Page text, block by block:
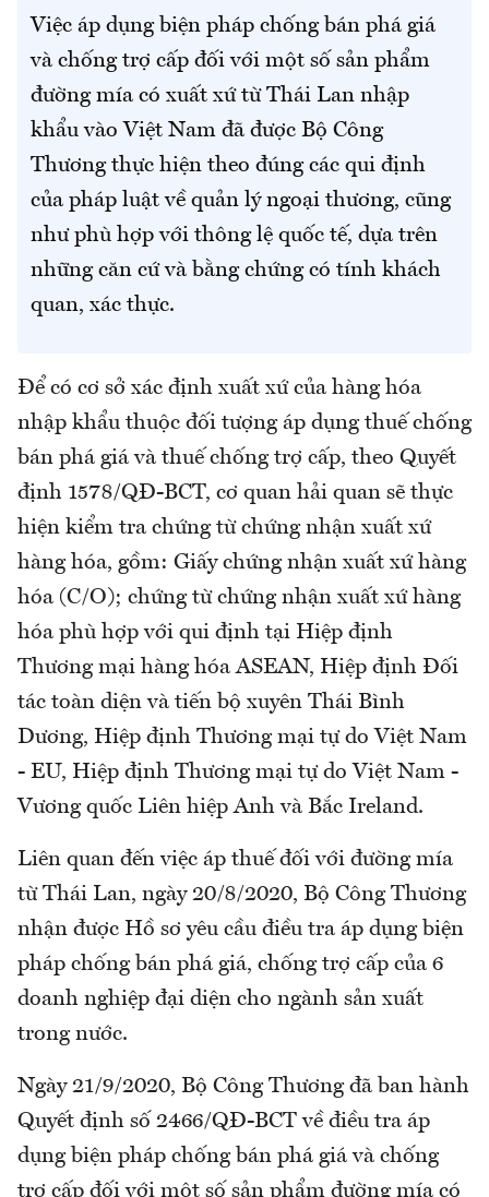
Việc áp dụng biện pháp chống bán phá giá
và chống trợ cấp đối với một số sản phẩm
đường mía có xuất xứ từ Thái Lan nhập
khẩu vào Việt Nam đã được Bộ Công
Thương thực hiện theo đúng các qui định
của pháp luật về quản lý ngoại thương, cũng
như phù hợp với thông lệ quốc tế, dựa trên
những căn cứ và bằng chứng có tính khách
quan, xác thực.
Để có cơ sở xác định xuất xứ của hàng hóa
nhập khẩu thuộc đối tượng áp dụng thuế chống
bán phá giá và thuế chống trợ cấp, theo Quyết
định 1578/QĐ-BCT, cơ quan hải quan sẽ thực
hiện kiểm tra chứng từ chứng nhận xuất xứ
hàng hóa, gồm: Giấy chứng nhận xuất xứ hàng
hóa (C/O); chứng từ chứng nhận xuất xứ hàng
hóa phù hợp với qui định tại Hiệp định
Thương mại hàng hóa ASEAN, Hiệp định Đối
tác toàn diện và tiến bộ xuyên Thái Bình
Dương, Hiệp định Thương mại tự do Việt Nam
- EU, Hiệp định Thương mại tự do Việt Nam -
Vương quốc Liên hiệp Anh và Bắc Ireland.
Liên quan đến việc áp thuế đối với đường mía
từ Thái Lan, ngày 20/8/2020, Bộ Công Thương
nhận được Hồ sơ yêu cầu điều tra áp dụng biện
pháp chống bán phá giá, chống trợ cấp của 6
doanh nghiệp đại diện cho ngành sản xuất
trong nước.
Ngày 21/9/2020, Bộ Công Thương đã ban hành
Quyết định số 2466/QĐ-BCT về điều tra áp
dụng biện pháp chống bán phá giá và chống
trợ cấp đối với một số sản phẩm đường mía có